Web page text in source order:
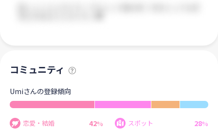
コミュニティ
Umiさんの登録傾向
恋愛・結婚 42% スポット 28%